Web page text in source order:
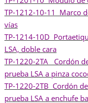
TP-1212-10-11 Marco
vías
TP-1214-10D
LSA, doble cara
TP-1220-2TA Cordón
prueba LSA a pinza
TP-1220-2TB Cordón
prueba LSA a enchufe